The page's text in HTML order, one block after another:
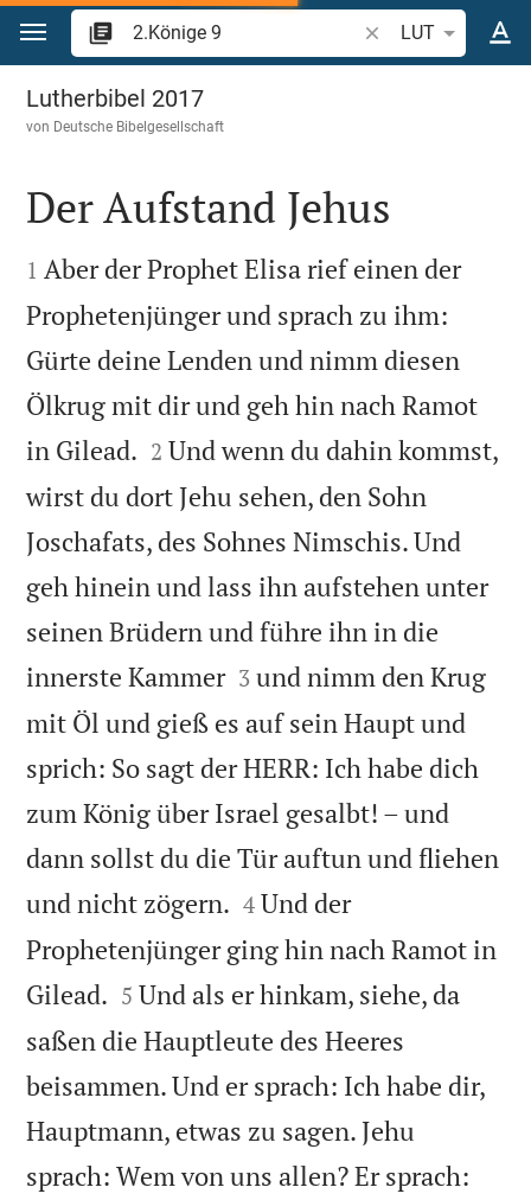
Zum Inhalt springen
Bibelstelle oder
LUT
2.Könige 9
Lutherbibel 2017
von Deutsche Bibelgesellschaft

Der Aufstand Jehus

1 Aber der Prophet Elisa rief einen der
Prophetenjünger und sprach zu ihm:
Gürte deine Lenden und nimm diesen
Ölkrug mit dir und geh hin nach Ramot
in Gilead. 

2 Und wenn du dahin kommst,
wirst du dort Jehu sehen, den Sohn
Joschafats, des Sohnes Nimschis. Und
geh hinein und lass ihn aufstehen unter
seinen Brüdern und führe ihn in die
innerste Kammer
3 und nimm den Krug
mit Öl und gieß es auf sein Haupt und
sprich: So sagt der HERR: Ich habe dich
zum König über Israel gesalbt! – und
dann sollst du die Tür auftun und fliehen
und nicht zögern. 

4 Und der
Prophetenjünger ging hin nach Ramot in
Gilead. 

5 Und als er hinkam, siehe, da
saßen die Hauptleute des Heeres
beisammen. Und er sprach: Ich habe dir,
Hauptmann, etwas zu sagen. Jehu
sprach: Wem von uns allen? Er sprach: